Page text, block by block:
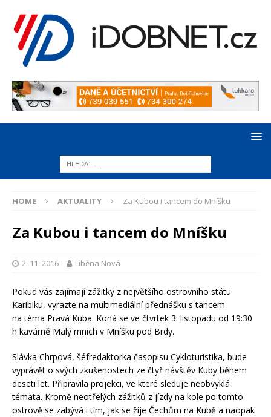
HOME AKTUALITY Za Kubou i tancem do Mníšku
Za Kubou i tancem do Mníšku
2. 11. 2016 Liběna Nová
Pokud vás zajímají zážitky z největšího ostrovního státu
Karibiku, vyrazte na multimediální přednášku s tancem
na téma Pravá Kuba. Koná se ve čtvrtek 3. listopadu od 19:30
h kavárně Malý mnich v Mníšku pod Brdy.
Slávka Chrpová, šéfredaktorka časopisu Cykloturistika, bude
vyprávět o svých zkušenostech ze čtyř návštěv Kuby během
deseti let. Připravila projekci, ve které sleduje neobvyklá
témata. Kromě neotřelých zážitků z jízdy na kole po tomto
ostrově se zabývá i tím, jak se žije Čechům na Kubě a naopak